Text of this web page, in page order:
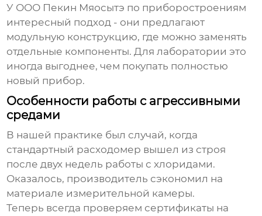
У ООО Пекин Мяосытэ по приборостроениям
интересный подход - они предлагают
модульную конструкцию, где можно заменять
отдельные компоненты. Для лаборатории это
иногда выгоднее, чем покупать полностью
новый прибор.
Особенности работы с агрессивными
средами
В нашей практике был случай, когда
стандартный расходомер вышел из строя
после двух недель работы с хлоридами.
Оказалось, производитель сэкономил на
материале измерительной камеры.
Теперь всегда проверяем сертификаты на